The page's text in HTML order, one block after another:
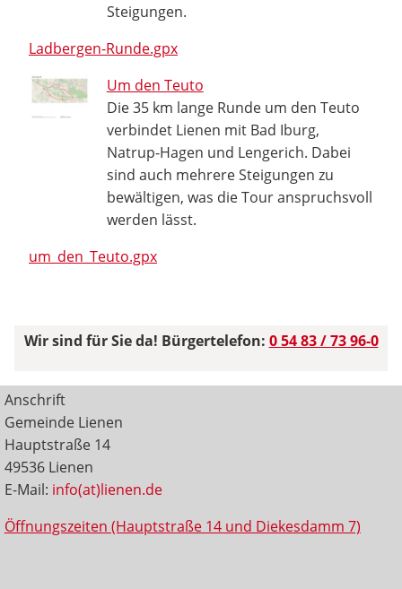
Steigungen.
Ladbergen-Runde.gpx
Um den Teuto
Die 35 km lange Runde um den Teuto
verbindet Lienen mit Bad Iburg,
Natrup-Hagen und Lengerich. Dabei
sind auch mehrere Steigungen zu
bewältigen, was die Tour anspruchsvoll
werden lässt.
um_den_Teuto.gpx
Wir sind für Sie da! Bürgertelefon: 0 54 83 / 73 96-0
Anschrift
Gemeinde Lienen
Hauptstraße 14
49536 Lienen
E-Mail: info(at)lienen.de
Öffnungszeiten (Hauptstraße 14 und Diekesdamm 7)